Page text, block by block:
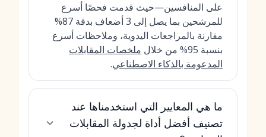
على المنافسين—حيث قدمت فحصًا أسرع
للمرشحين بما يصل إلى 3 أضعاف بدقة 87%
مقارنة بالمراجعات اليدوية، وملاحظات أسرع
بنسبة 95% من خلال
ملخصات المقابلات
المدعومة بالذكاء الاصطناعي.
ما هي المعايير التي استخدمناها عند
تصنيف أفضل أداة لجدولة المقابلات